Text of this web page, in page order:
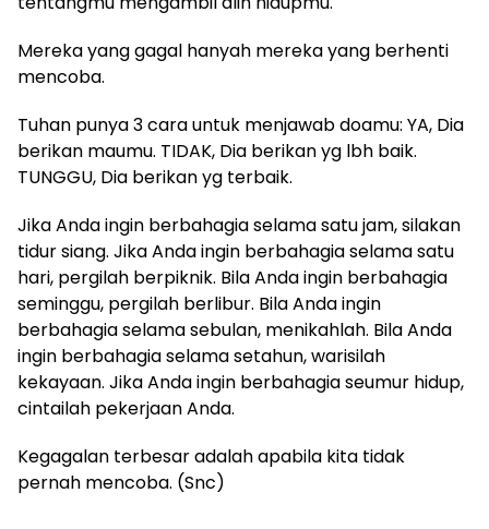
Mereka yang gagal hanyah mereka yang berhenti
mencoba.
Tuhan punya 3 cara untuk menjawab doamu: YA, Dia
berikan maumu. TIDAK, Dia berikan yg lbh baik.
TUNGGU, Dia berikan yg terbaik.
Jika Anda ingin berbahagia selama satu jam, silakan
tidur siang. Jika Anda ingin berbahagia selama satu
hari, pergilah berpiknik. Bila Anda ingin berbahagia
seminggu, pergilah berlibur. Bila Anda ingin
berbahagia selama sebulan, menikahlah. Bila Anda
ingin berbahagia selama setahun, warisilah
kekayaan. Jika Anda ingin berbahagia seumur hidup,
cintailah pekerjaan Anda.
Kegagalan terbesar adalah apabila kita tidak
pernah mencoba. (Snc)